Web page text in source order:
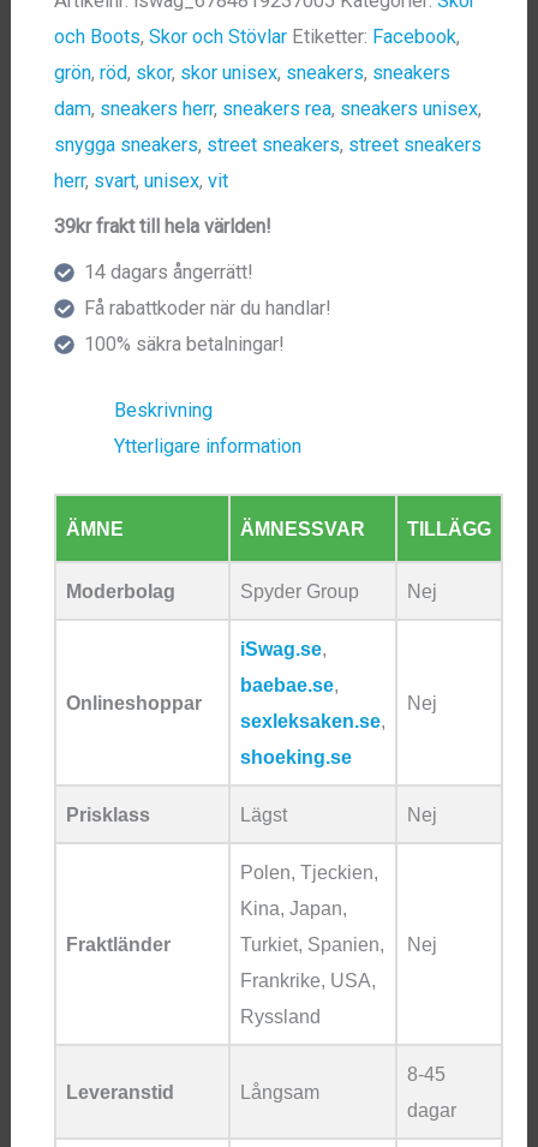
och Boots,Skor och Stövlar Etiketter: Facebook,
grön,röd, skor, skor unisex, sneakers, sneakers
dam, sneakers herr, sneakers rea, sneakers unisex,
snygga sneakers, street sneakers, street sneakers
herr, svart,unisex,vit
39kr frakt till hela världen!
14 dagars ångerrätt!
Få rabattkoder när du handlar!
100% säkra betalningar!
Beskrivning
Ytterligare information
ÄMNE ÄMNESSVAR TILLÄGG
Moderbolag Spyder Group Nej
Onlineshoppar
iSwag.se,
baebae.se,
sexleksaken.se,
shoeking.se
Nej
Prisklass Lägst Nej
Fraktländer
Polen, Tjeckien,
Kina, Japan,
Turkiet, Spanien,
Frankrike, USA,
Ryssland
Nej
Leveranstid Långsam
8-45
dagar